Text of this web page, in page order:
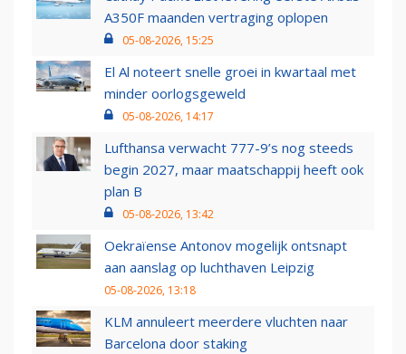
A350F maanden vertraging oplopen
05-08-2026, 15:25
El Al noteert snelle groei in kwartaal met
minder oorlogsgeweld
05-08-2026, 14:17
Lufthansa verwacht 777-9’s nog steeds
begin 2027, maar maatschappij heeft ook
plan B
05-08-2026, 13:42
Oekraïense Antonov mogelijk ontsnapt
aan aanslag op luchthaven Leipzig
05-08-2026, 13:18
KLM annuleert meerdere vluchten naar
Barcelona door staking